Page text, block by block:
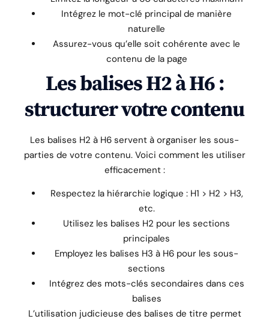
Intégrez le mot-clé principal de manière
naturelle
Assurez-vous qu’elle soit cohérente avec le
contenu de la page
Les balises H2 à H6 :
structurer votre contenu
Les balises H2 à H6 servent à organiser les sous-
parties de votre contenu. Voici comment les utiliser
efficacement :
Respectez la hiérarchie logique : H1 > H2 > H3,
etc.
Utilisez les balises H2 pour les sections
principales
Employez les balises H3 à H6 pour les sous-
sections
Intégrez des mots-clés secondaires dans ces
balises
L’utilisation judicieuse des balises de titre permet